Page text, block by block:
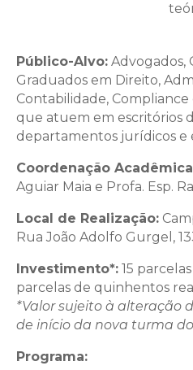
Público-Alvo: Advogados,
Graduados em Direito,
Contabilidade, Compliance
que atuem em escritórios
departamentos jurídicos e
Coordenação
Aguiar Maia e Profa. Esp.
Local de Realização:
Rua João Adolfo Gurgel,
Investimento*: 15
parcelas de quinhentos
*Valor sujeito à alteração
de início da nova turma
Programa: